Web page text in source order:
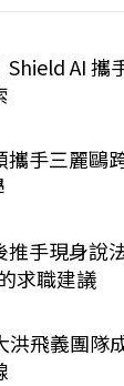
AI 攜
攜手三麗鷗
手現身說
求職建議
洪飛義團隊